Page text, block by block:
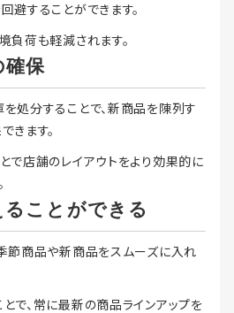
避することができます。
負荷も軽減されます。
確保
処分することで、新商品を陳列す
きます。
で店舗のレイアウトをより効果的に
ことができる
節商品や新商品をスムーズに入れ
で、常に最新の商品ラインアップを